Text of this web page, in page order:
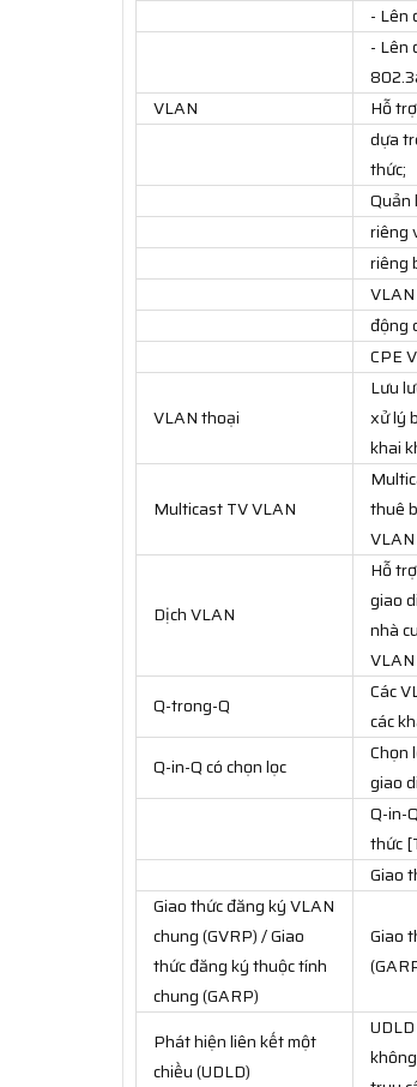
- Lên
- Lên
VLAN
Hỗ
dựa
thức;
Quản
riêng
riêng
động
CPE
VLAN thoại
Lưu
xử lý
khai
Multicast TV VLAN
thuê
Dịch VLAN
Hỗ
giao
nhà
Q-trong-Q
Các
các
Q-in-Q có chọn lọc
Chọn
giao
Q-in-
thức
Giao
Giao thức đăng ký VLAN
chung (GVRP) / Giao
thức đăng ký thuộc tính
chung (GARP)
Giao
Phát hiện liên kết một
chiều (UDLD)